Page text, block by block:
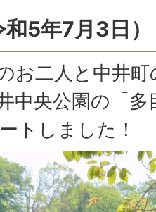
5年7月3日）
お二人と中井
中央公園の「
トしました！